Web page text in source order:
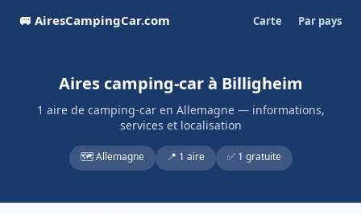
🚐 AiresCampingCar.com Carte Par pays
Aires camping-car à Billigheim
1 aire de camping-car en Allemagne — informations,
services et localisation
🗺️ Allemagne 📍 1 aire ✅ 1 gratuite